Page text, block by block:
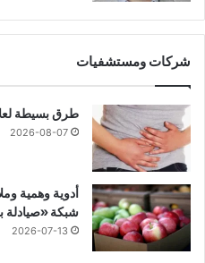
شركات ومستشفيات
طرق بسيطة
2026-08-07
أدوية وهمية
شبكة «صيادلة
2026-07-13